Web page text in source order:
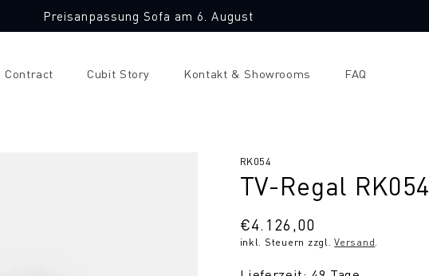
Preisanpassung Sofa am 6. August
Contract Cubit Story Kontakt & Showrooms FAQ
SKU:
RK054
TV-Regal RK054
Normaler
Preis
€4.126,00
inkl. Steuern zzgl.Versand.